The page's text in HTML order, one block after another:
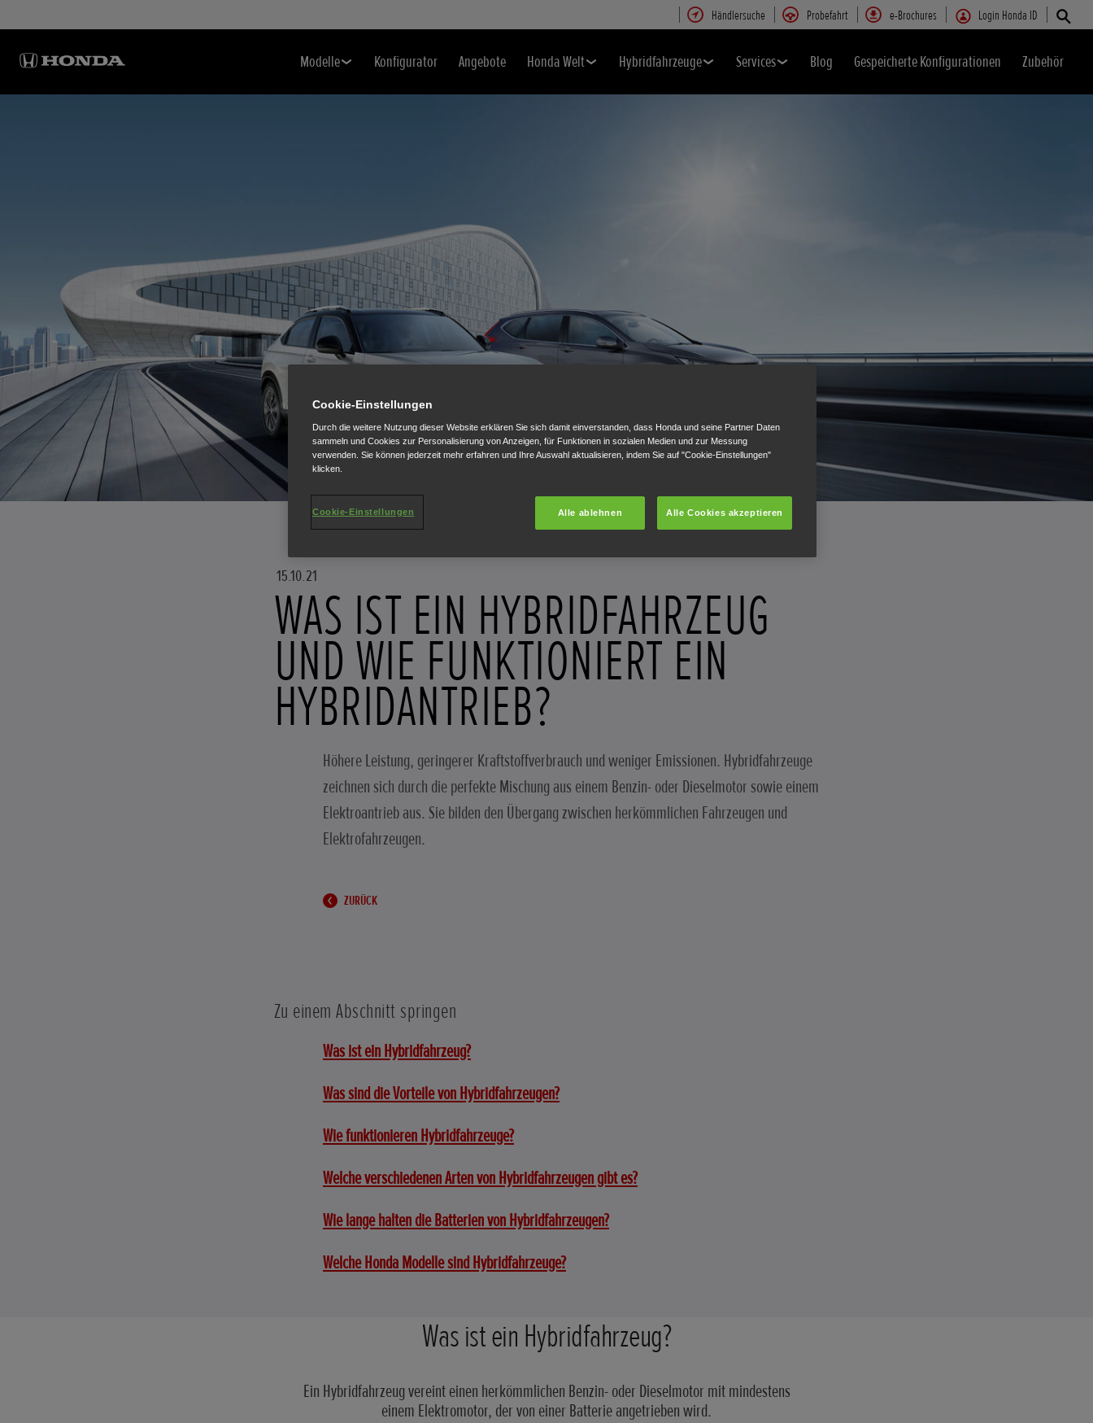
Händlersuche Probefahrt e-Brochures Login Honda ID
Modelle Konfigurator Angebote Honda Welt Hybridfahrzeuge Services Blog Gespeicherte Konfigurationen Zubehör
15.10.21
WAS IST EIN HYBRIDFAHRZEUG
UND WIE FUNKTIONIERT EIN
HYBRIDANTRIEB?
Höhere Leistung, geringerer Kraftstoffverbrauch und weniger Emissionen. Hybridfahrzeuge
zeichnen sich durch die perfekte Mischung aus einem Benzin- oder Dieselmotor sowie einem
Elektroantrieb aus. Sie bilden den Übergang zwischen herkömmlichen Fahrzeugen und
Elektrofahrzeugen.
ZURÜCK
Zu einem Abschnitt springen
Was ist ein Hybridfahrzeug?
Was sind die Vorteile von Hybridfahrzeugen?
Wie funktionieren Hybridfahrzeuge?
Welche verschiedenen Arten von Hybridfahrzeugen gibt es?
Wie lange halten die Batterien von Hybridfahrzeugen?
Welche Honda Modelle sind Hybridfahrzeuge?
Was ist ein Hybridfahrzeug?
Ein Hybridfahrzeug vereint einen herkömmlichen Benzin- oder Dieselmotor mit mindestens
einem Elektromotor, der von einer Batterie angetrieben wird.
Cookie-Einstellungen
Durch die weitere Nutzung dieser Website erklären Sie sich damit einverstanden, dass Honda und seine Partner Daten
sammeln und Cookies zur Personalisierung von Anzeigen, für Funktionen in sozialen Medien und zur Messung
verwenden. Sie können jederzeit mehr erfahren und Ihre Auswahl aktualisieren, indem Sie auf "Cookie-Einstellungen"
klicken.
Alle ablehnen Alle Cookies akzeptieren
Cookie-Einstellungen